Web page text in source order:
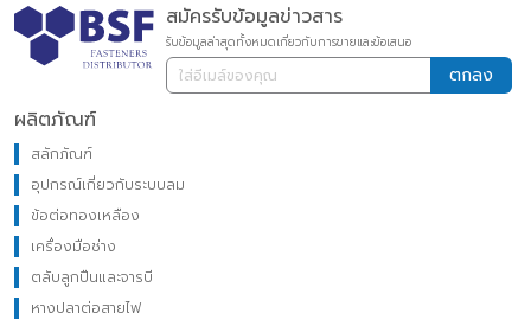
สมัครรับข้อมูลข่าวสาร
รับข้อมูลล่าสุดทั้งหมดเกี่ยวกับการขายและข้อเสนอ
ตกลง
ผลิตภัณฑ์
สลักภัณฑ์
อุปกรณ์เกี่ยวกับระบบลม
ข้อต่อทองเหลือง
เครื่องมือช่าง
ตลับลูกปืนและจารบี
หางปลาต่อสายไฟ